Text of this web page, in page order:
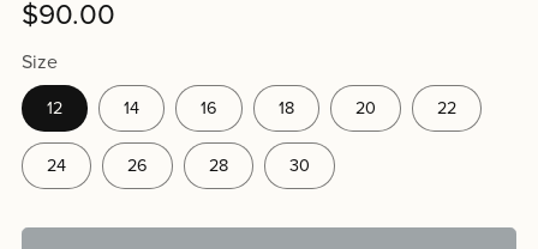
$90.00
Size
12 14 16 18 20 22
24 26 28 30